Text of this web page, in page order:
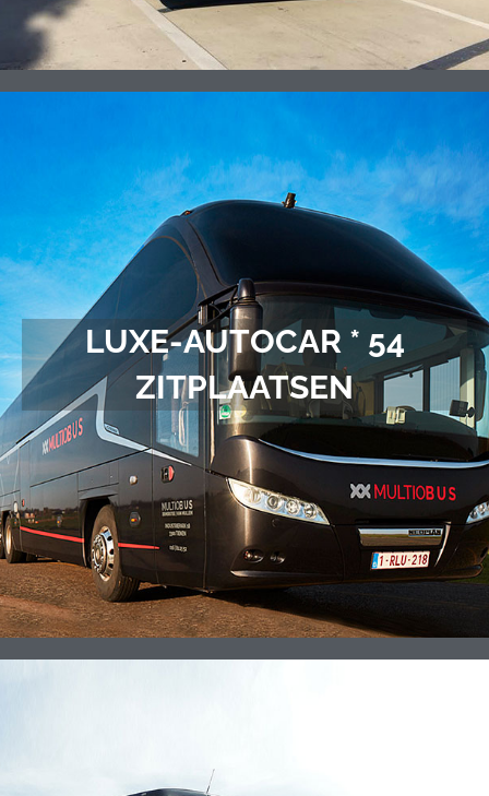
LUXE-AUTOCAR * 54
ZITPLAATSEN